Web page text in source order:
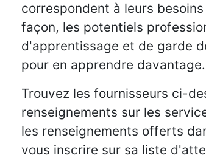
correspondent à leurs
façon, les potentiels
d'apprentissage et de garde
pour en apprendre davantage.
Trouvez les fournisseurs ci-
renseignements sur les
les renseignements offerts
vous inscrire sur sa liste